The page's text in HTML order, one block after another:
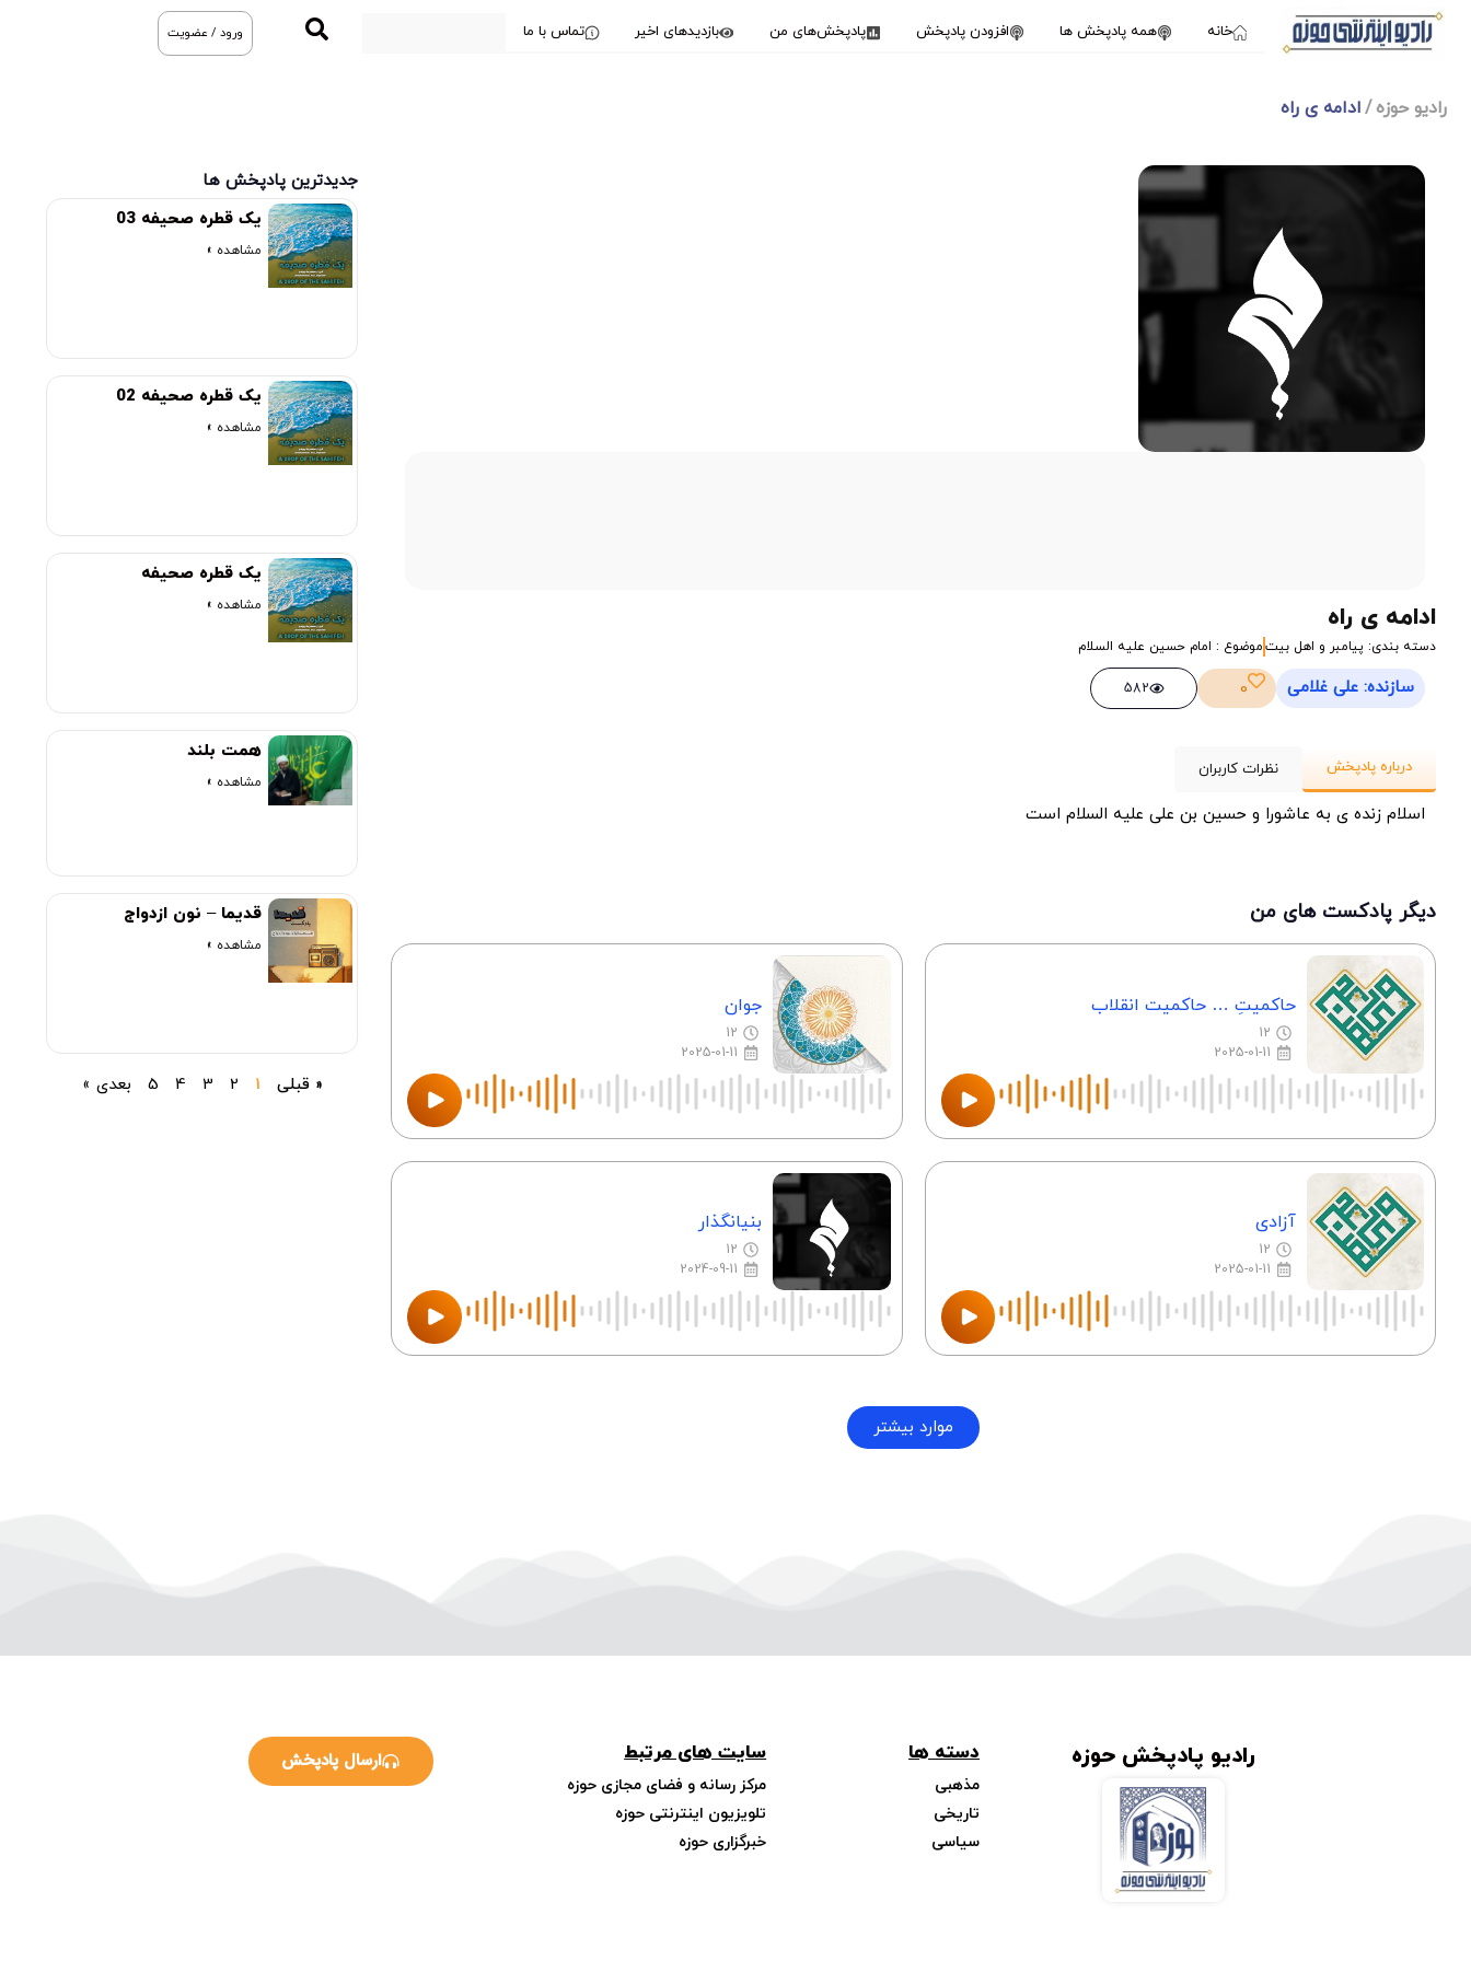
خانه همه پادپخش ها افزودن پادپخش پادپخش‌های من بازدیدهای اخیر تماس با ما ورود / عضویت
رادیو حوزه ادامه ی راه
ادامه ی راه
دسته بندی: پیامبر و اهل بیتموضوع : امام حسین علیه السلام
سازنده: علی غلامی 0
582
درباره پادپخش نظرات کاربران
اسلام زنده ی به عاشورا و حسین بن علی علیه السلام است
دیگر پادکست های من
حاکمیتِ … حاکمیت انقلاب
12
2025-01-11
جوان
12
2025-01-11
آزادی
12
2025-01-11
بنیانگذار
12
2024-09-11
موارد بیشتر
جدیدترین پادپخش ها
یک قطره صحیفه 03
مشاهده »
یک قطره صحیفه 02
مشاهده »
یک قطره صحیفه
مشاهده »
همت بلند
مشاهده »
قدیما – نون ازدواج
مشاهده »
« قبلی 1
2
3
4
5 بعدی »
رادیو پادپخش حوزه دسته ها
مذهبی
تاریخی
سیاسی
سایت های مرتبط
مرکز رسانه و فضای مجازی حوزه
تلویزیون اینترنتی حوزه
خبرگزاری حوزه
ارسال پادپخش